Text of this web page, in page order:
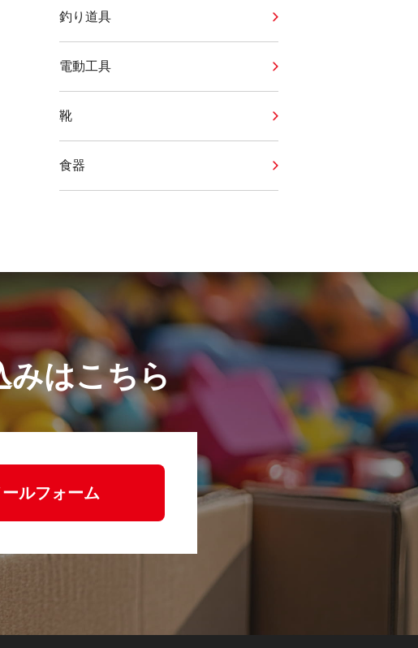
釣り道具
電動工具
靴
食器
みはこちら
ールフォーム